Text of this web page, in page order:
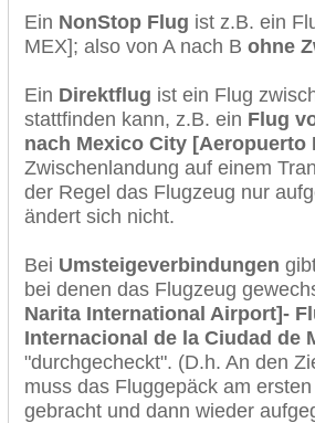
Ein NonStop Flug ist z.B. ein
MEX]; also von A nach B ohne
Ein Direktflug ist ein Flug
stattfinden kann, z.B. ein Flug
nach Mexico City
Zwischenlandung auf einem
der Regel das Flugzeug nur
ändert sich nicht.
Bei Umsteigeverbindungen
bei denen das Flugzeug
Narita International Airport]-
Internacional de la Ciudad de
"durchgecheckt". (D.h. An den
muss das Fluggepäck am
gebracht und dann wieder